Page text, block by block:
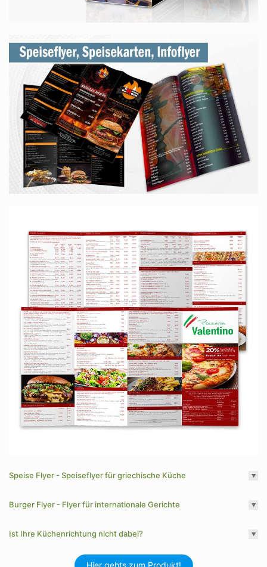
Speise Flyer - Speiseflyer für griechische Küche
Burger Flyer - Flyer für internationale Gerichte
Ist Ihre Küchenrichtung nicht dabei?
Hier gehts zum Produkt!